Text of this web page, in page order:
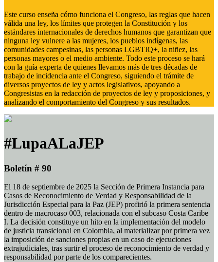
Este curso enseña cómo funciona el Congreso, las reglas que hacen
válida una ley, los límites que protegen la Constitución y los
estándares internacionales de derechos humanos que garantizan que
ninguna ley vulnere a las mujeres, los pueblos indígenas, las
comunidades campesinas, las personas LGBTIQ+, la niñez, las
personas mayores o el medio ambiente. Todo este proceso se hará
con la guía experta de quienes llevamos más de tres décadas de
trabajo de incidencia ante el Congreso, siguiendo el trámite de
diversos proyectos de ley y actos legislativos, apoyando a
Congresistas en la redacción de proyectos de ley y proposiciones, y
analizando el comportamiento del Congreso y sus resultados.
#LupaALaJEP
Boletín # 90
El 18 de septiembre de 2025 la Sección de Primera Instancia para
Casos de Reconocimiento de Verdad y Responsabilidad de la
Jurisdicción Especial para la Paz (JEP) profirió la primera sentencia
dentro de macrocaso 003, relacionada con el subcaso Costa Caribe
I. La decisión constituye un hito en la implementación del modelo
de justicia transicional en Colombia, al materializar por primera vez
la imposición de sanciones propias en un caso de ejecuciones
extrajudiciales, tras surtir el proceso de reconocimiento de verdad y
responsabilidad por parte de los comparecientes.